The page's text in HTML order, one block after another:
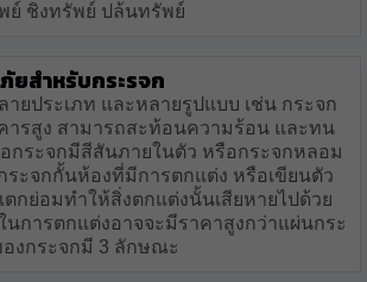
ย์ ชิงทรัพย์ ปล้นทรัพย์
ยสำหรับกระรจก
ายประเภท และหลายรูปแบบ เช่น กระจก
ารสูง สามารถสะท้อนความร้อน และทน
กระจกมีสีสันภายในตัว หรือกระจกหลอม
ระจกกั้นห้องที่มีการตกแต่ง หรือเขียนตัว
กย่อมทำให้สิ่งตกแต่งนั้นเสียหายไปด้วย
นการตกแต่งอาจจะมีราคาสูงกว่าแผ่นกระ
องกระจกมี 3 ลักษณะ